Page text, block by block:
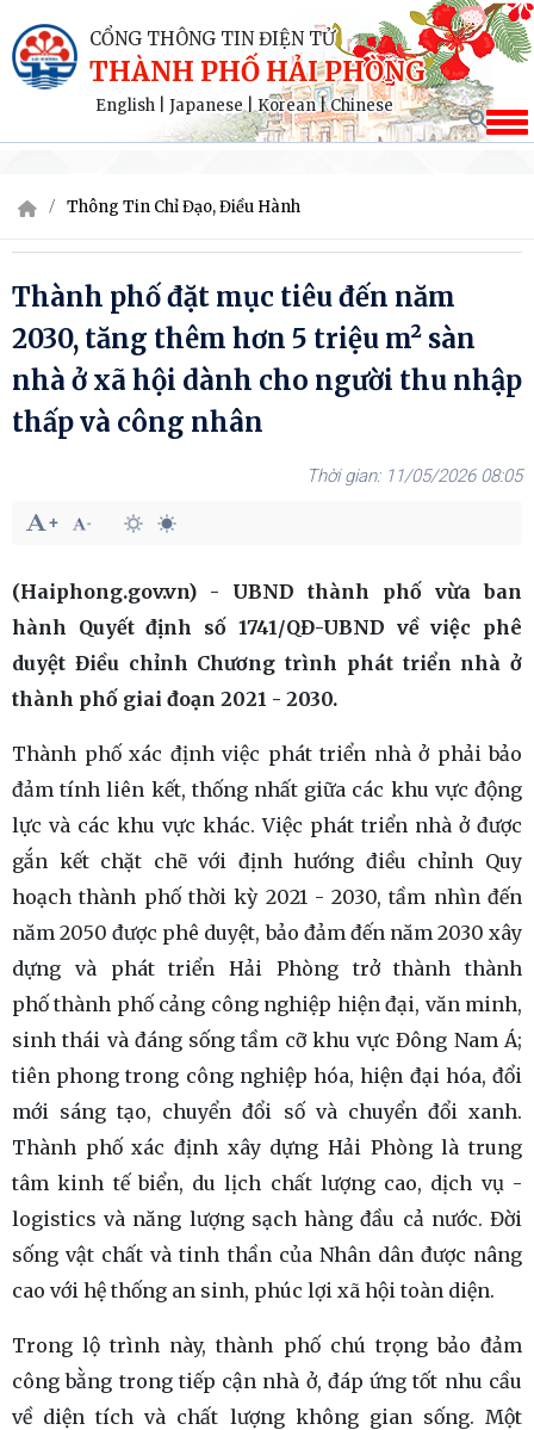
CỔNG THÔNG TIN ĐIỆN TỬ
THÀNH PHỐ HẢI PHÒNG
English Japanese|Korean|Chinese
Thông Tin Chỉ Đạo, Điều Hành
Thành phố đặt mục tiêu đến năm
2030, tăng thêm hơn 5 triệu m² sàn
nhà ở xã hội dành cho người thu nhập
thấp và công nhân
11/05/2026 08:05
(Haiphong.gov.vn) - UBND thành phố vừa ban
hành Quyết định số 1741/QĐ-UBND về việc phê
duyệt Điều chỉnh Chương trình phát triển nhà ở
thành phố giai đoạn 2021 - 2030.
Thành phố xác định việc phát triển nhà ở phải bảo
đảm tính liên kết, thống nhất giữa các khu vực động
lực và các khu vực khác. Việc phát triển nhà ở được
gắn kết chặt chẽ với định hướng điều chỉnh Quy
hoạch thành phố thời kỳ 2021 - 2030, tầm nhìn đến
năm 2050 được phê duyệt, bảo đảm đến năm 2030 xây
dựng và phát triển Hải Phòng trở thành thành
phố thành phố cảng công nghiệp hiện đại, văn minh,
sinh thái và đáng sống tầm cỡ khu vực Đông Nam Á;
tiên phong trong công nghiệp hóa, hiện đại hóa, đổi
mới sáng tạo, chuyển đổi số và chuyển đổi xanh.
Thành phố xác định xây dựng Hải Phòng là trung
tâm kinh tế biển, du lịch chất lượng cao, dịch vụ -
logistics và năng lượng sạch hàng đầu cả nước. Đời
sống vật chất và tinh thần của Nhân dân được nâng
cao với hệ thống an sinh, phúc lợi xã hội toàn diện.
Trong lộ trình này, thành phố chú trọng bảo đảm
công bằng trong tiếp cận nhà ở, đáp ứng tốt nhu cầu
về diện tích và chất lượng không gian sống. Một